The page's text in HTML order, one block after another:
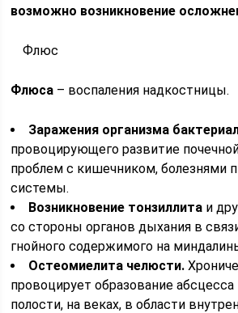
возможно возникновение
Флюс
Флюса – воспаления надкостницы.
Заражения организма
провоцирующего развитие
проблем с кишечником, болезнями
системы.
Возникновение тонзиллита и
со стороны органов дыхания в
гнойного содержимого на
Остеомиелита челюсти.
провоцирует образование
полости, на веках, в области